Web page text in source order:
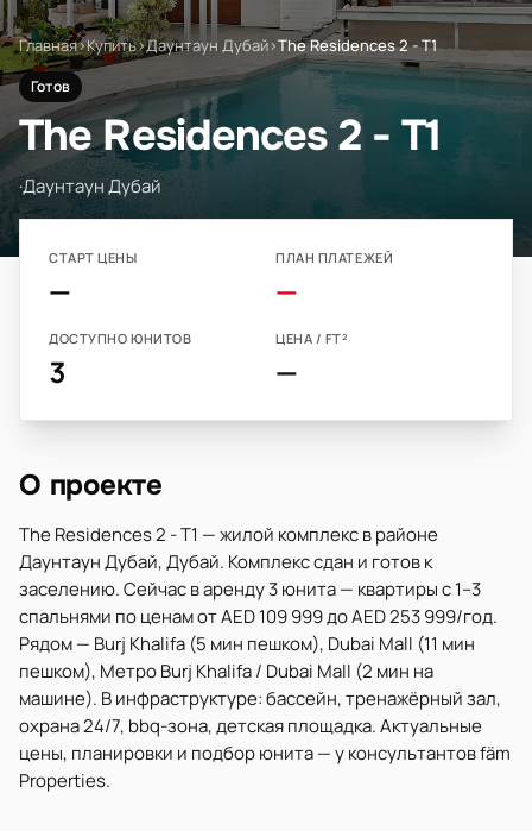
Главная›Купить›Даунтаун Дубай›The Residences 2 - T1
Готов
The Residences 2 - T1
·Даунтаун Дубай
СТАРТ ЦЕНЫ
—
ПЛАН ПЛАТЕЖЕЙ
—
ДОСТУПНО ЮНИТОВ
3
ЦЕНА / FT²
—
О проекте
The Residences 2 - T1 — жилой комплекс в районе
Даунтаун Дубай, Дубай. Комплекс сдан и готов к
заселению. Сейчас в аренду 3 юнита — квартиры с 1–3
спальнями по ценам от AED 109 999 до AED 253 999/год.
Рядом — Burj Khalifa (5 мин пешком), Dubai Mall (11 мин
пешком), Метро Burj Khalifa / Dubai Mall (2 мин на
машине). В инфраструктуре: бассейн, тренажёрный зал,
охрана 24/7, bbq-зона, детская площадка. Актуальные
цены, планировки и подбор юнита — у консультантов fäm
Properties.